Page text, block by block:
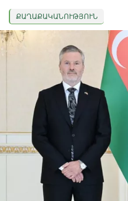
ՔԱՂԱՔԱԿԱՆՈՒԹՅՈՒՆ